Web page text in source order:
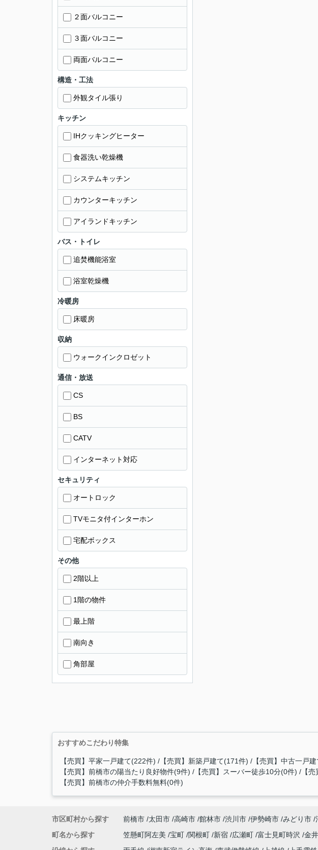
２面バルコニー
３面バルコニー
両面バルコニー
構造・工法
外観タイル張り
キッチン
IHクッキングヒーター
食器洗い乾燥機
システムキッチン
カウンターキッチン
アイランドキッチン
バス・トイレ
追焚機能浴室
浴室乾燥機
冷暖房
床暖房
収納
ウォークインクロゼット
通信・放送
CS
BS
CATV
インターネット対応
セキュリティ
オートロック
TVモニタ付インターホン
宅配ボックス
その他
2階以上
1階の物件
最上階
南向き
角部屋
おすすめこだわり特集
【売買】平家一戸建て(222件) 【売買】新築戸建て(171件) 【売買】中古一戸
【売買】前橋市の陽当たり良好物件(9件)
【売買】スーバー徒歩10分(0件) 【
【売買】前橋市の仲介手数料無料(0件)
市区町村から探す 前橋市 太田市 高崎市 館林市 渋川市 伊勢崎市 みどり市
町名から探す
笠懸町阿左美 宝町 関根町 新宿 広瀬町 富士見町時沢 金井